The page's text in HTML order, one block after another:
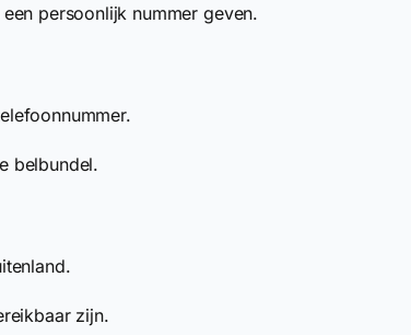
persoonlijk nummer geven.
belbundel.
zijn.